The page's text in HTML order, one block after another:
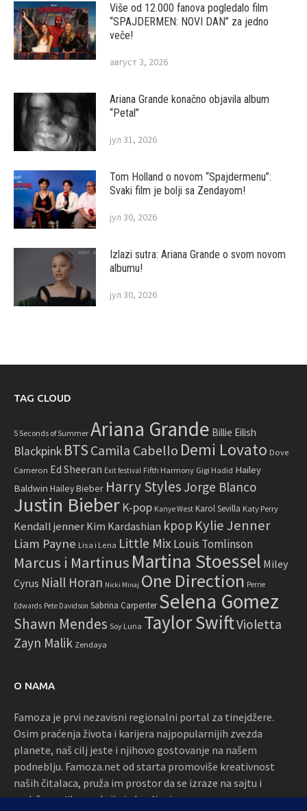
Više od 12.000 fanova pogledalo film
“SPAJDERMEN: NOVI DAN” za jedno
veče!
август 3, 2026
Ariana Grande konačno objavila album
“Petal”
јул 31, 2026
Tom Holland o novom “Spajdermenu”:
Svaki film je bolji sa Zendayom!
јул 30, 2026
Izlazi sutra: Ariana Grande o svom novom
albumu!
јул 30, 2026
TAG CLOUD
5 Seconds of Summer Ariana Grande Billie Eilish
Blackpink BTS Camila Cabello Demi Lovato Dove
Cameron Ed Sheeran Exit festival Fifth Harmony Gigi Hadid Hailey
Baldwin Hailey Bieber Harry Styles Jorge Blanco
Justin Bieber K-pop Kanye West Karol Sevilla Katy Perry
Kendall jenner Kim Kardashian kpop Kylie Jenner
Liam Payne Lisa i Lena Little Mix Louis Tomlinson
Marcus i Martinus Martina Stoessel Miley
Cyrus Niall Horan Nicki Minaj One Direction Perrie
Edwards Pete Davidson Sabrina Carpenter Selena Gomez
Shawn Mendes Soy Luna Taylor SwiftVioletta
Zayn Malik Zendaya
O NAMA
Famoza je prvi nezavisni regionalni portal za tinejdžere.
Osim praćenja života i karijera najpopularnijih zvezda
planete, naš cilj jeste i njihovo gostovanje na našem
podneblju. Famoza.net od starta promoviše kreativnost
naših čitalaca, pruža im prostor da se izraze na sajtu i
podržava njihove akcije i okupljanja